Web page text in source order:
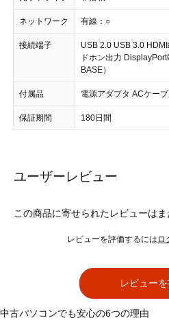
ネットワーク 有線：○
接続端子
USB 2.0 USB 3.0
ドホン出力
BASE）
付属品 電源アダプタ ACケー
保証期間 180日間
ユーザーレビュー
この商品に寄せられたレビューはま
レビューを評価するには ロ
レビューを
中古パソコンでも安心の6つの理由